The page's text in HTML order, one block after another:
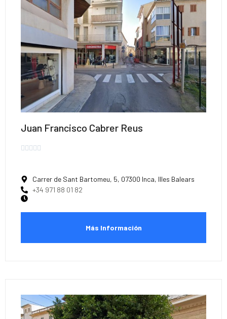
Juan Francisco Cabrer Reus
    
Carrer de Sant Bartomeu, 5, 07300 Inca, Illes Balears
+34 971 88 01 82
Más Información